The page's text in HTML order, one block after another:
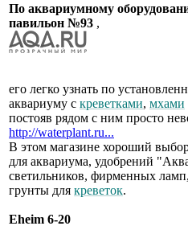
По аквариумному
павильон №93 ,
его легко узнать по
аквариуму с креветками, мхами
постояв рядом с ним просто
http://waterplant.ru...
В этом магазине хороший
для аквариума, удобрений
светильников, фирменных
грунты для креветок.
Eheim 6-20